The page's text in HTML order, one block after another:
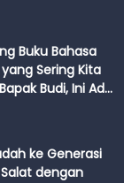
Buku Bahasa
Sering Kita
Budi, Ini Adik
ke Generasi
dengan